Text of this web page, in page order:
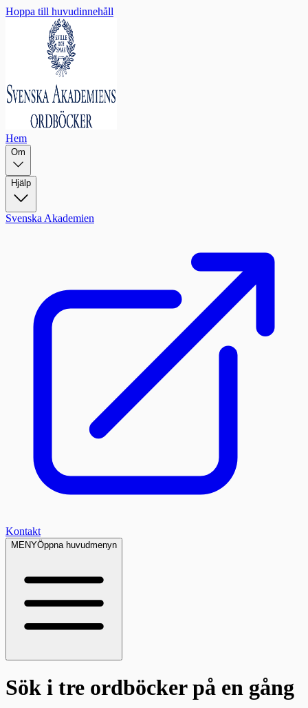
Hoppa till huvudinnehåll
Hem
Om
Hjälp
Svenska Akademien
Kontakt
MENYÖppna huvudmenyn
Sök i tre ordböckerpå en gång